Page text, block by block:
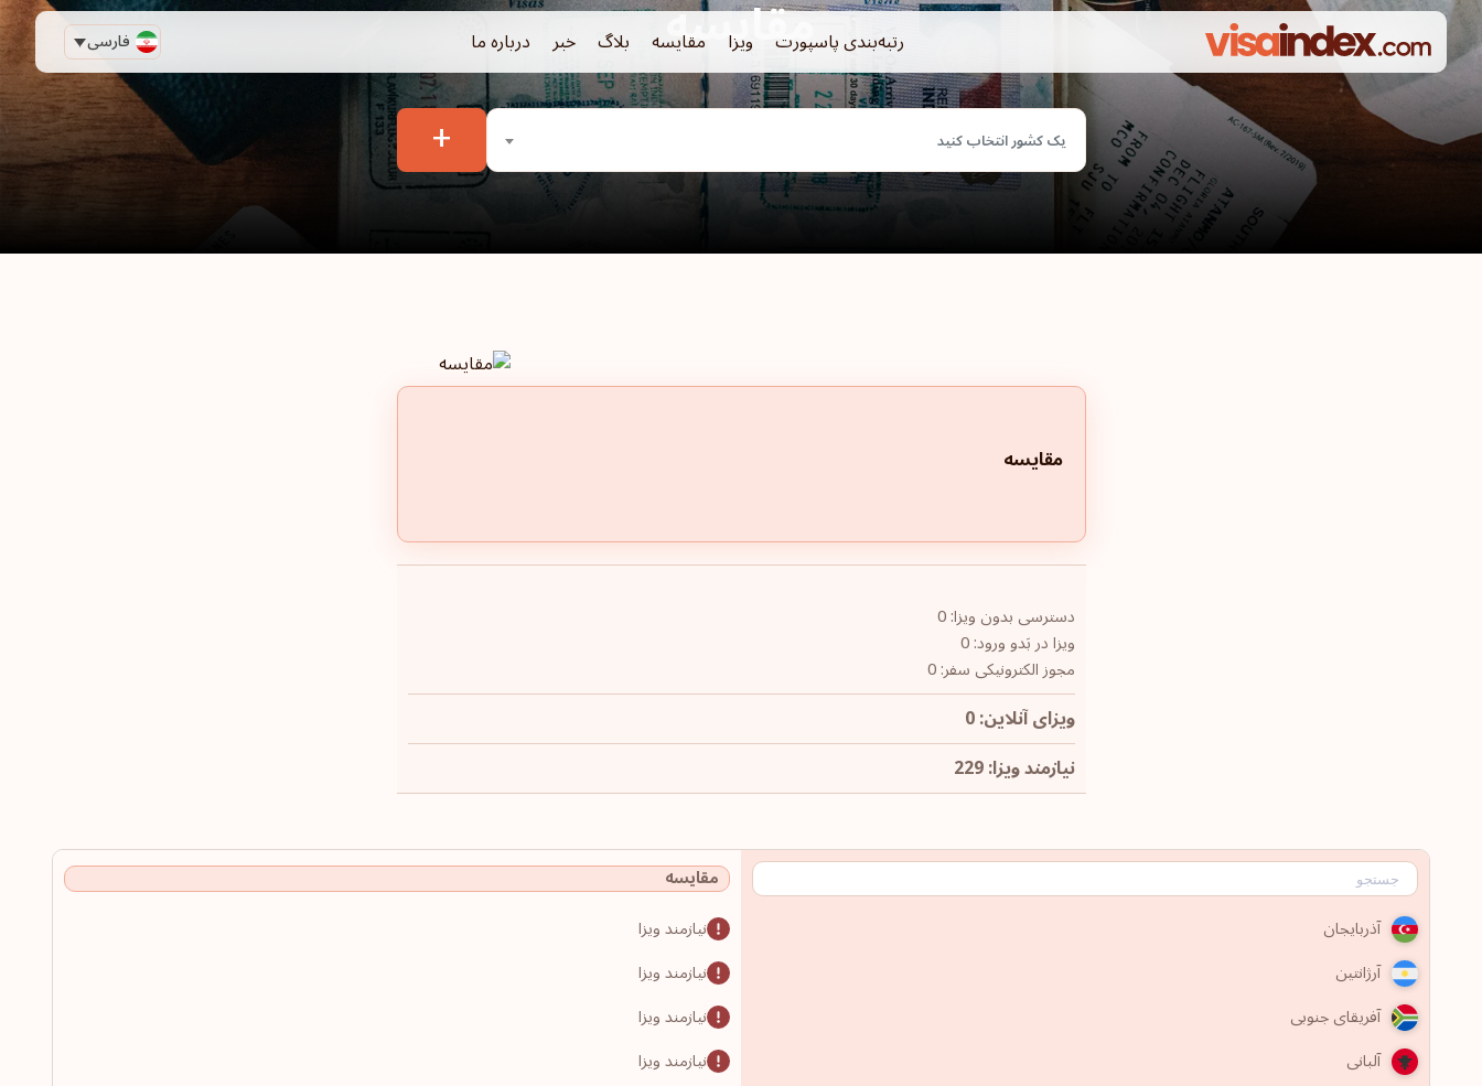
فارسی رتبه‌بندی پاسپورت ویزا مقایسه بلاگ خبر درباره ما مقایسه
یک کشور انتخاب کنید +
مقایسه
دسترسی بدون ویزا: 0
ویزا در بَدو ورود: 0
مجوز الکترونیکی سفر: 0
ویزای آنلاین: 0
نیازمند ویزا: 229
مقایسه
آذربایجان
نیازمند ویزا
آرژانتین
نیازمند ویزا
آفریقای جنوبی
نیازمند ویزا
آلبانی
نیازمند ویزا